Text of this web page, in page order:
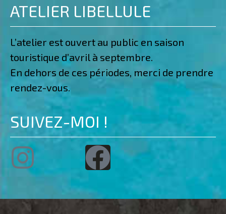
ATELIER LIBELLULE
L’atelier est ouvert au public en saison
touristique d’avril à septembre.
En dehors de ces périodes, merci de prendre
rendez-vous.
SUIVEZ-MOI !